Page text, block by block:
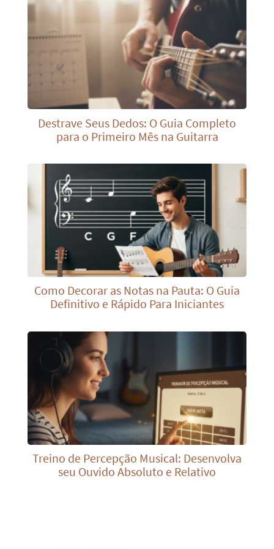
Destrave Seus Dedos: O Guia Completo
para o Primeiro Mês na Guitarra
Como Decorar as Notas na Pauta: O Guia
Definitivo e Rápido Para Iniciantes
Treino de Percepção Musical: Desenvolva
seu Ouvido Absoluto e Relativo